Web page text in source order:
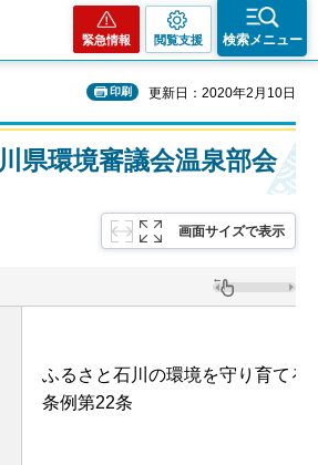
緊急情報 閲覧支援 検索メニュー
印刷 更新日：2020年2月10日
県環境審議会温泉部会
画面サイズで表示
ふるさと石川の環境を守り育てる
条例第22条